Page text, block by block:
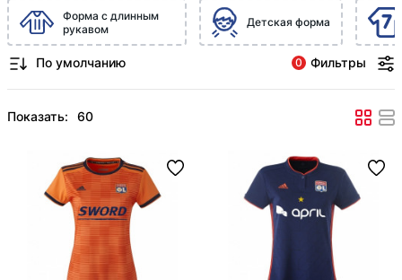
Форма с длинным
рукавом
Детская форма
0 Фильтры
Показать: